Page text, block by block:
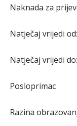
Naknada za
Natječaj vrijedi
Natječaj vrijedi
Posloprimac
Razina